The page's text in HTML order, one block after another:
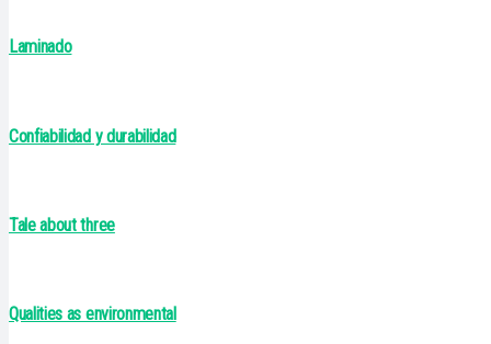
Laminado
Confiabilidad y durabilidad
Tale about three
Qualities as environmental